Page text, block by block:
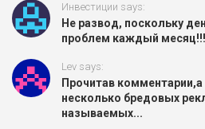
Инвестиции says:
Не развод, поскольку
проблем каждый
Lev says:
Прочитав
несколько бредовых
называемых...